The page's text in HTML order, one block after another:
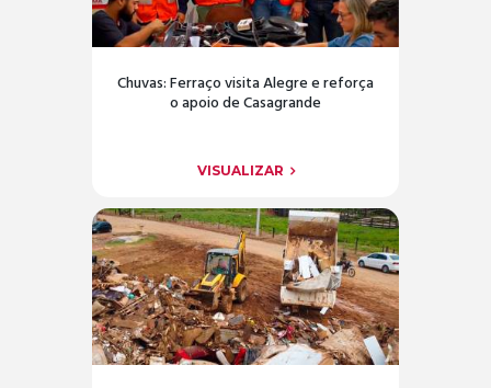
Chuvas: Ferraço visita Alegre e reforça
o apoio de Casagrande
VISUALIZAR